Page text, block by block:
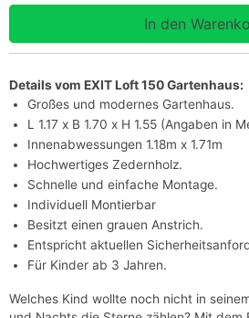
Details vom EXIT Loft 150 Gartenhaus:
Großes und modernes Gartenhaus.
L 1.17 x B 1.70 x H 1.55 (Angaben in
Innenabwessungen 1.18m x 1.71m
Hochwertiges Zedernholz.
Schnelle und einfache Montage.
Individuell Montierbar
Besitzt einen grauen Anstrich.
Entspricht aktuellen
Für Kinder ab 3 Jahren.
Welches Kind wollte noch nicht in